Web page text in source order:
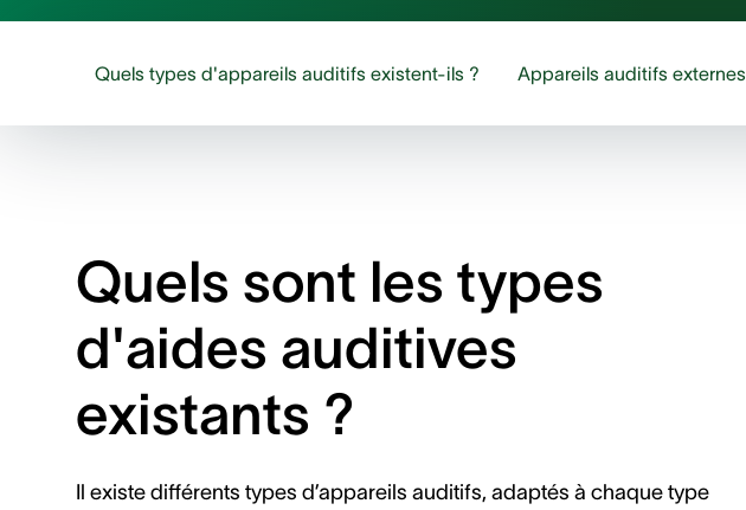
Quels types d'appareils auditifs existent-ils ? Appareils auditifs externes
Quels sont les types
d'aides auditives
existants ?
Il existe différents types d’appareils auditifs, adaptés à chaque type